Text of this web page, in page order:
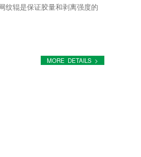
纹辊是保证胶量和剥离强度的
MORE DETAILS >